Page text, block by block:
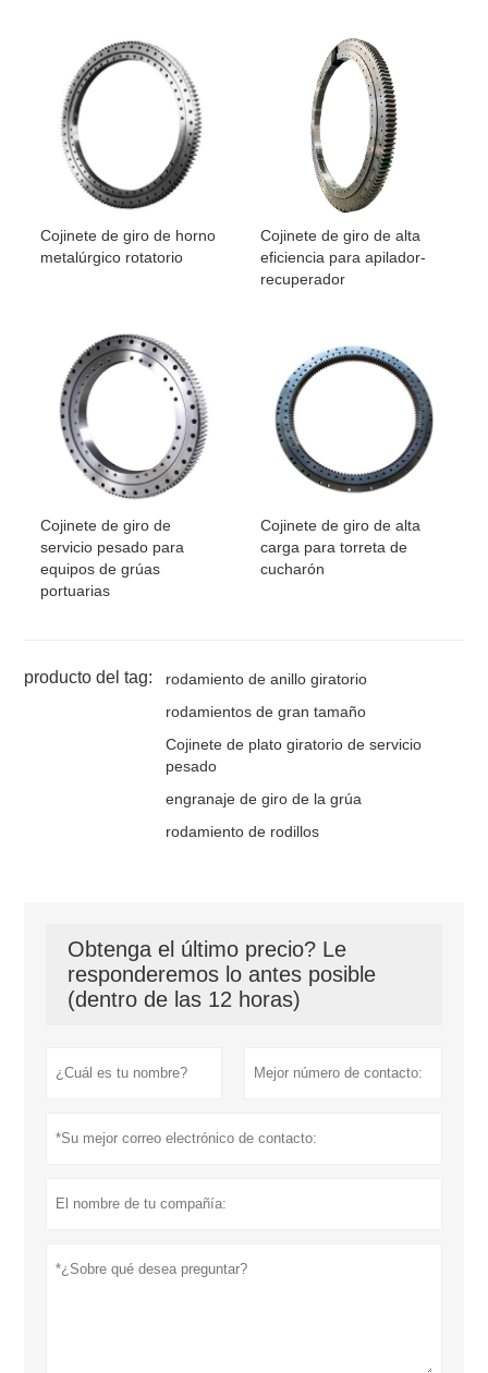
Cojinete de giro de horno
metalúrgico rotatorio
Cojinete de giro de alta
eficiencia para apilador-
recuperador
Cojinete de giro de
servicio pesado para
equipos de grúas
portuarias
Cojinete de giro de alta
carga para torreta de
cucharón
producto del tag:
rodamiento de anillo giratorio
rodamientos de gran tamaño
Cojinete de plato giratorio de servicio
pesado
engranaje de giro de la grúa
rodamiento de rodillos
Obtenga el último precio? Le
responderemos lo antes posible
(dentro de las 12 horas)